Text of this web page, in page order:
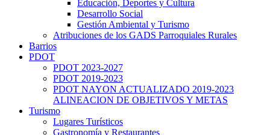
Educación, Deportes y Cultura
Desarrollo Social
Gestión Ambiental y Turismo
Atribuciones de los GADS Parroquiales Rurales
Barrios
PDOT
PDOT 2023-2027
PDOT 2019-2023
PDOT NAYON ACTUALIZADO 2019-2023
ALINEACION DE OBJETIVOS Y METAS
Turismo
Lugares Turísticos
Gastronomía y Restaurantes